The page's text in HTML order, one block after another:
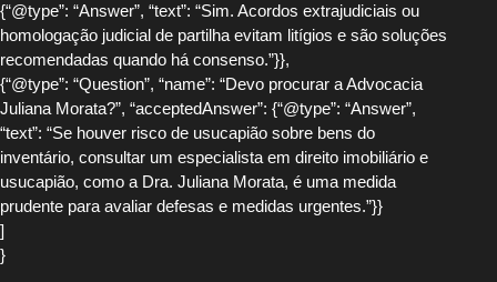
{“@type”: “Answer”, “text”: “Sim. Acordos extrajudiciais ou
homologação judicial de partilha evitam litígios e são soluções
recomendadas quando há consenso.”}},
{“@type”: “Question”, “name”: “Devo procurar a Advocacia
Juliana Morata?”, “acceptedAnswer”: {“@type”: “Answer”,
“text”: “Se houver risco de usucapião sobre bens do
inventário, consultar um especialista em direito imobiliário e
usucapião, como a Dra. Juliana Morata, é uma medida
prudente para avaliar defesas e medidas urgentes.”}}
]
}